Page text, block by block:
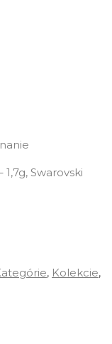
Swarovski
, Kolekcie,